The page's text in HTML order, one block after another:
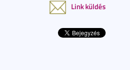
Link küldés